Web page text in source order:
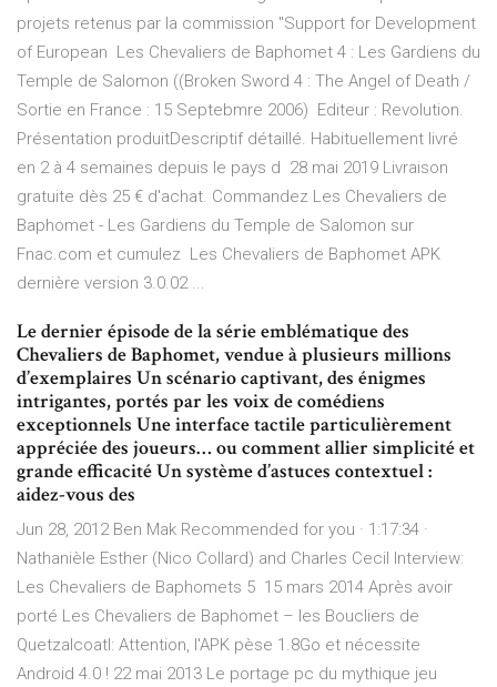
projets retenus par la commission "Support for Development
of European Les Chevaliers de Baphomet 4 : Les Gardiens du
Temple de Salomon ((Broken Sword 4 : The Angel of Death /
Sortie en France : 15 Septebmre 2006) Editeur : Revolution.
Présentation produitDescriptif détaillé. Habituellement livré
en 2 à 4 semaines depuis le pays d 28 mai 2019 Livraison
gratuite dès 25 € d'achat. Commandez Les Chevaliers de
Baphomet - Les Gardiens du Temple de Salomon sur
Fnac.com et cumulez Les Chevaliers de Baphomet APK
dernière version 3.0.02 ...
Le dernier épisode de la série emblématique des
Chevaliers de Baphomet, vendue à plusieurs millions
d’exemplaires Un scénario captivant, des énigmes
intrigantes, portés par les voix de comédiens
exceptionnels Une interface tactile particulièrement
appréciée des joueurs… ou comment allier simplicité et
grande efficacité Un système d’astuces contextuel :
aidez-vous des
Jun 28, 2012 Ben Mak Recommended for you · 1:17:34 ·
Nathanièle Esther (Nico Collard) and Charles Cecil Interview:
Les Chevaliers de Baphomets 5 15 mars 2014 Après avoir
porté Les Chevaliers de Baphomet – les Boucliers de
Quetzalcoatl: Attention, l'APK pèse 1.8Go et nécessite
Android 4.0 ! 22 mai 2013 Le portage pc du mythique jeu